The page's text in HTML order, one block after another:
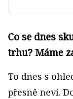
Co se dnes
trhu? Máme
To dnes s
přesně neví.